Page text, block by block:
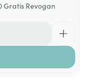
Gratis Revogan